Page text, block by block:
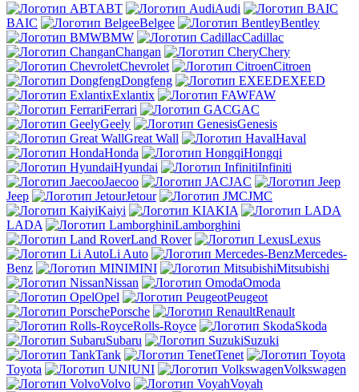
ABT
Audi
BAIC
Belgee
Bentley
BMW
Cadillac
Changan
Chery
Chevrolet
Citroen
Dongfeng
EXEED
Exlantix
FAW
Ferrari
GAC
Geely
Genesis
Great Wall
Haval
Honda
Hongqi
Hyundai
Infiniti
Jaecoo
JAC
Jeep
Jetour
JMC
Kaiyi
KIA
LADA
Lamborghini
Land Rover
Lexus
Li Auto
Mercedes-
Benz
MINI
Mitsubishi
Nissan
Omoda
Opel
Peugeot
Porsche
Renault
Rolls-Royce
Skoda
Subaru
Suzuki
Tank
Tenet
Toyota
UNI
Volkswagen
Volvo
Voyah